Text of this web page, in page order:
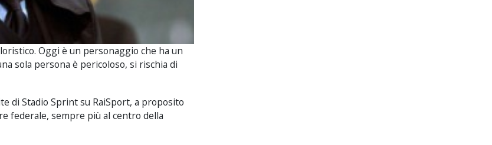
Oggi è un personaggio che ha un
sola persona è pericoloso, si rischia di
di Stadio Sprint su RaiSport, a proposito
federale, sempre più al centro della